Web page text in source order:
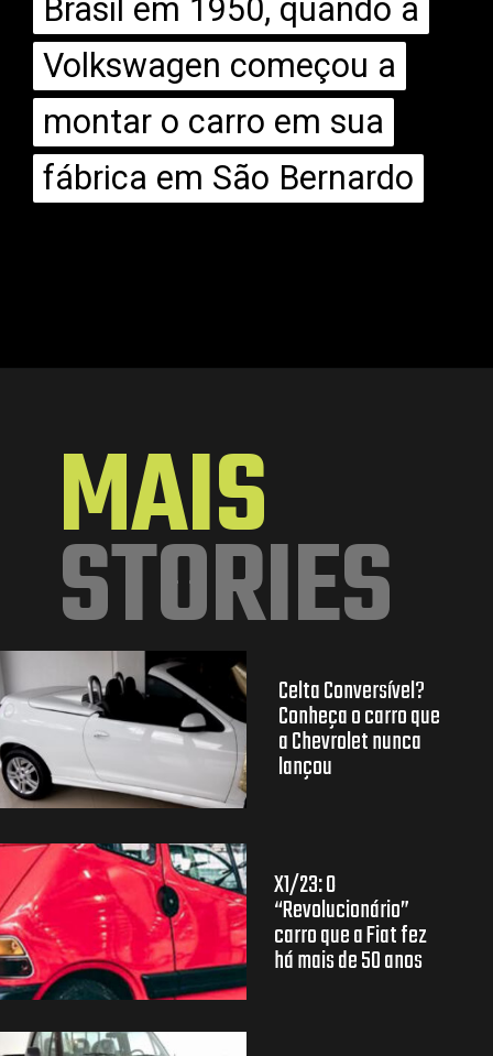
Brasil em 1950, quando a
Volkswagen começou a
montar o carro em sua
fábrica em São Bernardo
Brasil em 1950, quando a
Volkswagen começou a
montar o carro em sua
fábrica em São Bernardo
MAIS
STORIES
Celta Conversível?
Conheça o carro que
a Chevrolet nunca
lançou
X1/23: O
“Revolucionário”
carro que a Fiat fez
há mais de 50 anos